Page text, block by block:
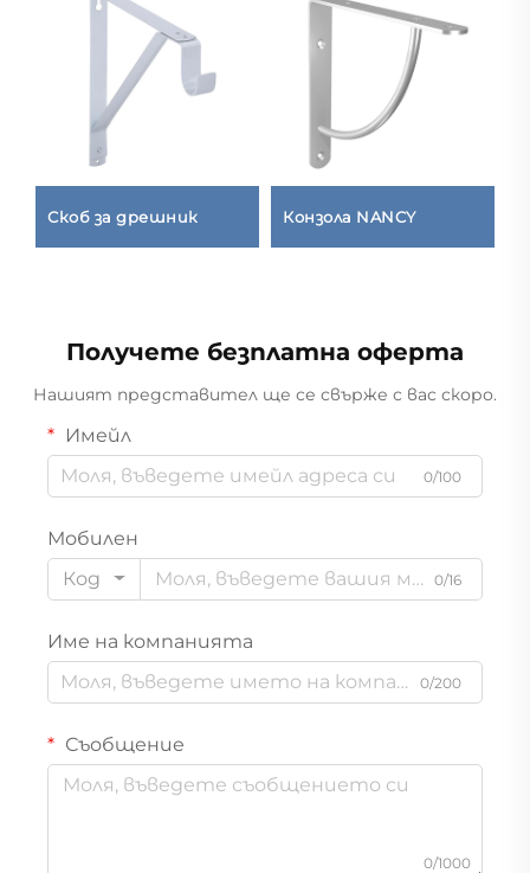
Скоб за дрешник Конзола NANCY
Получете безплатна оферта
Нашият представител ще се свърже с вас скоро.
Имейл
0/100
Мобилен
Код
0/16
Име на компанията
0/200
Съобщение
0/1000